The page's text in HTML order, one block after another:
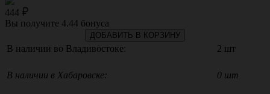
444
Вы получите 4.44 бонуса
ДОБАВИТЬ В КОРЗИНУ
В наличии во Владивостоке: 2 шт
В наличии в Хабаровске: 0 шт